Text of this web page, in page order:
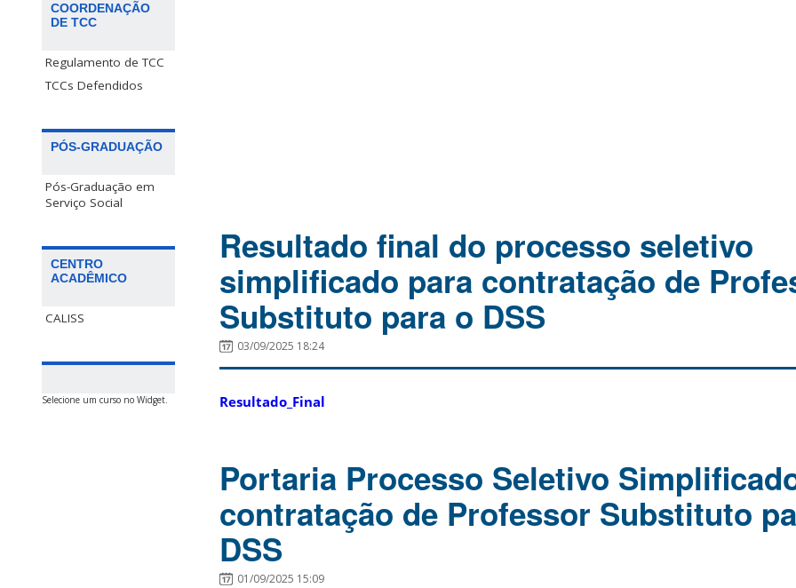
COORDENAÇÃO
DE TCC
Regulamento de TCC
TCCs Defendidos
PÓS-GRADUAÇÃO
Pós-Graduação em
Serviço Social
CENTRO
ACADÊMICO
CALISS
Selecione um curso no Widget.
Resultado final do processo seletivo
simplificado para contratação de
Substituto para o DSS
03/09/2025 18:24
Resultado_Final
Portaria Processo Seletivo
contratação de Professor Substituto
DSS
01/09/2025 15:09